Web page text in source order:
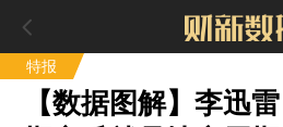
特报
【数据图解】李迅